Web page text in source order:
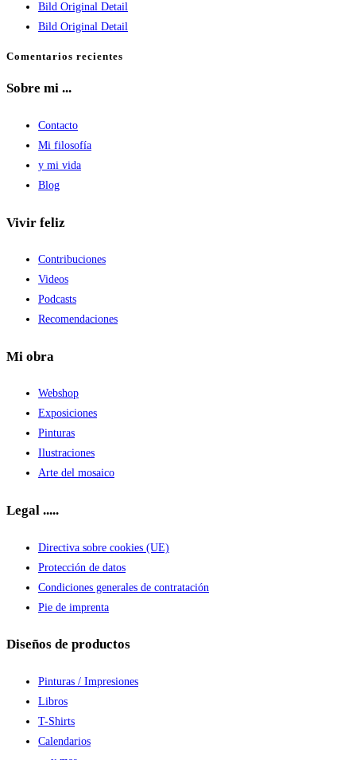
Bild Original Detail
Bild Original Detail
Comentarios recientes
Sobre mi ...
Contacto
Mi filosofía
y mi vida
Blog
Vivir feliz
Contribuciones
Videos
Podcasts
Recomendaciones
Mi obra
Webshop
Exposiciones
Pinturas
Ilustraciones
Arte del mosaico
Legal .....
Directiva sobre cookies (UE)
Protección de datos
Condiciones generales de contratación
Pie de imprenta
Diseños de productos
Pinturas / Impresiones
Libros
T-Shirts
Calendarios